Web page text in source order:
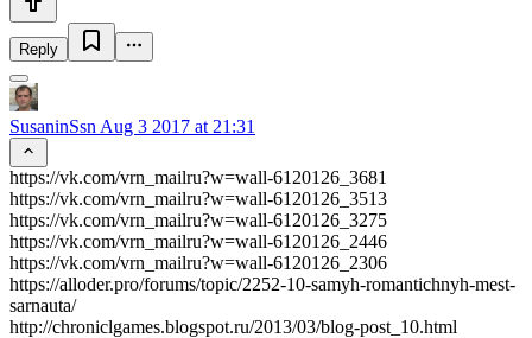
Reply
SusaninSsn Aug 3 2017 at 21:31
https://vk.com/vrn_mailru?w=wall-6120126_3681
https://vk.com/vrn_mailru?w=wall-6120126_3513
https://vk.com/vrn_mailru?w=wall-6120126_3275
https://vk.com/vrn_mailru?w=wall-6120126_2446
https://vk.com/vrn_mailru?w=wall-6120126_2306
https://alloder.pro/forums/topic/2252-10-samyh-romantichnyh-mest-
sarnauta/
http://chroniclgames.blogspot.ru/2013/03/blog-post_10.html